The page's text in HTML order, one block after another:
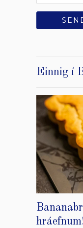
Einnig í